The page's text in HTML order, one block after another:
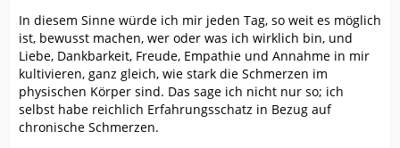
In diesem Sinne würde ich mir jeden Tag, so weit es möglich
ist, bewusst machen, wer oder was ich wirklich bin, und
Liebe, Dankbarkeit, Freude, Empathie und Annahme in mir
kultivieren, ganz gleich, wie stark die Schmerzen im
physischen Körper sind. Das sage ich nicht nur so; ich
selbst habe reichlich Erfahrungsschatz in Bezug auf
chronische Schmerzen.